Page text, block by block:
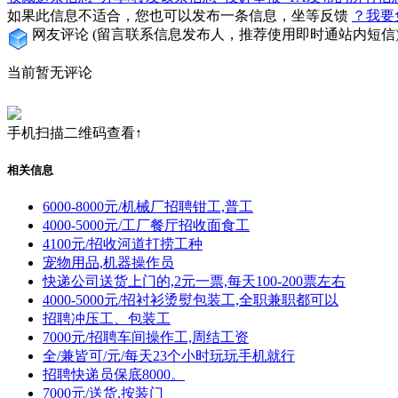
如果此信息不适合，您也可以发布一条信息，坐等反馈 ？我
网友评论 (留言联系信息发布人，推荐使用即时通站内短信
当前暂无评论
手机扫描二维码查看↑
相关信息
6000-8000元/机械厂招聘钳工,普工
4000-5000元/工厂餐厅招收面食工
4100元/招收河道打捞工种
宠物用品,机器操作员
快递公司送货上门的,2元一票,每天100-200票左右
4000-5000元/招衬衫烫熨包装工,全职兼职都可以
招聘冲压工、包装工
7000元/招聘车间操作工,周结工资
全/兼皆可/元/每天23个小时玩玩手机就行
招聘快递员保底8000。
7000元/送货,按装门